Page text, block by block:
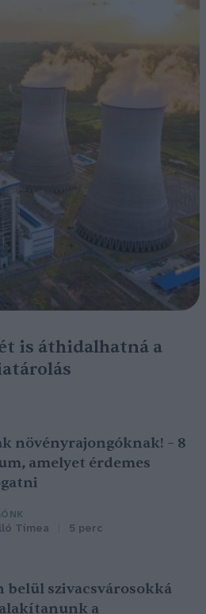
is áthidalhatná a
növényrajongóknak! – 8
amelyet érdemes
Tímea 5 perc
belül szivacsvárosokká
a